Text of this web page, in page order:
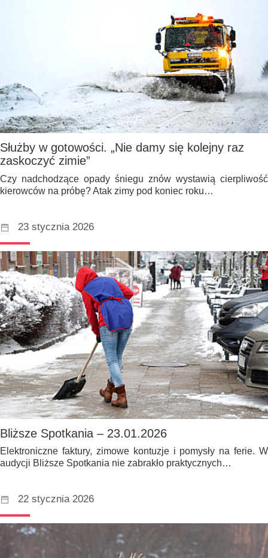
Służby w gotowości. „Nie damy się kolejny raz
zaskoczyć zimie”
Czy nadchodzące opady śniegu znów wystawią cierpliwość
kierowców na próbę? Atak zimy pod koniec roku…
23 stycznia 2026
Bliższe Spotkania – 23.01.2026
Elektroniczne faktury, zimowe kontuzje i pomysły na ferie. W
audycji Bliższe Spotkania nie zabrakło praktycznych…
22 stycznia 2026